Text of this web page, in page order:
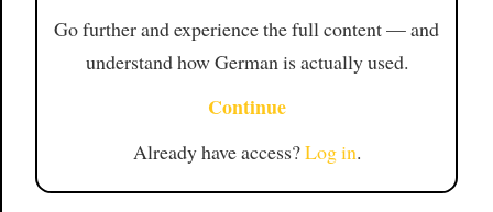
Go further and experience the full content — and
understand how German is actually used.
Continue
Already have access?Log in.